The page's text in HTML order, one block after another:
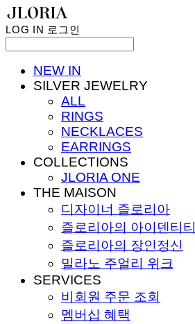
LOG IN 로그인
NEW IN
SILVER JEWELRY
ALL
RINGS
NECKLACES
EARRINGS
COLLECTIONS
JLORIA ONE
THE MAISON
디자이너 즐로리아
즐로리아의 아이덴티티
즐로리아의 장인정신
밀라노 주얼리 위크
SERVICES
비회원 주문 조회
멤버십 혜택